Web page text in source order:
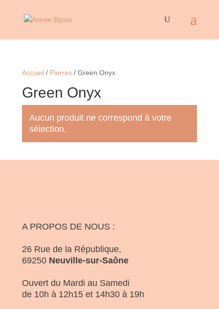
Accueil/ Pierres/ Green Onyx
Green Onyx
Aucun produit ne correspond à votre
sélection.
A PROPOS DE NOUS :
26 Rue de la République,
69250 Neuville-sur-Saône
Ouvert du Mardi au Samedi
de 10h à 12h15 et 14h30 à 19h